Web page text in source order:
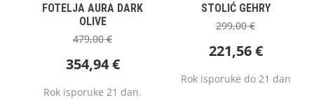
FOTELJA AURA DARK
OLIVE
479,00€
354,94€
Rok isporuke 21 dan.
STOLIĆ GEHRY
299,00€
221,56€
Rok isporuke do 21 dan